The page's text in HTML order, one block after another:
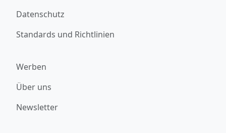
Datenschutz
Standards und Richtlinien
Werben
Über uns
Newsletter